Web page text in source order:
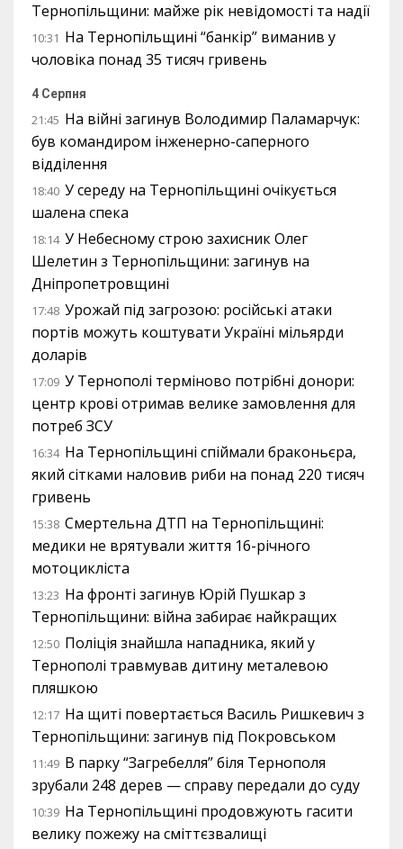
Тернопільщини: майже рік невідомості та надії
10:31 На Тернопільщині “банкір” виманив у
чоловіка понад 35 тисяч гривень
4 Серпня
21:45 На війні загинув Володимир Паламарчук:
був командиром інженерно-саперного
відділення
18:40 У середу на Тернопільщині очікується
шалена спека
18:14 У Небесному строю захисник Олег
Шелетин з Тернопільщини: загинув на
Дніпропетровщині
17:48 Урожай під загрозою: російські атаки
портів можуть коштувати Україні мільярди
доларів
17:09 У Тернополі терміново потрібні донори:
центр крові отримав велике замовлення для
потреб ЗСУ
16:34 На Тернопільщині спіймали браконьєра,
який сітками наловив риби на понад 220 тисяч
гривень
15:38 Смертельна ДТП на Тернопільщині:
медики не врятували життя 16-річного
мотоцикліста
13:23 На фронті загинув Юрій Пушкар з
Тернопільщини: війна забирає найкращих
12:50 Поліція знайшла нападника, який у
Тернополі травмував дитину металевою
пляшкою
12:17 На щиті повертається Василь Ришкевич з
Тернопільщини: загинув під Покровськом
11:49 В парку “Загребелля” біля Тернополя
зрубали 248 дерев — справу передали до суду
10:39 На Тернопільщині продовжують гасити
велику пожежу на сміттєзвалищі